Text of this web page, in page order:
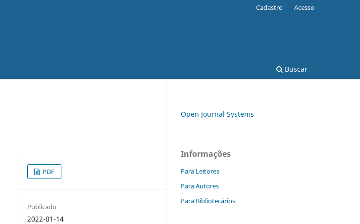
Buscar
Cadastro Acesso
PDF
Publicado
2022-01-14
Open Journal Systems
Informações
Para Leitores
Para Autores
Para Bibliotecários